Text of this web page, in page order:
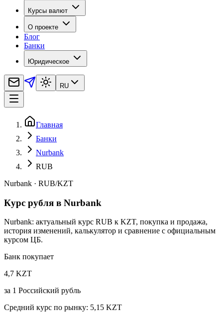
Курсы валют
О проекте
Блог
Банки
Юридическое
RU
Главная
Банки
Nurbank
RUB
Nurbank · RUB/KZT
Курс рубля в Nurbank
Nurbank: актуальный курс RUB к KZT, покупка и продажа,
история изменений, калькулятор и сравнение с официальным
курсом ЦБ.
Банк покупает
4,7 KZT
за 1 Российский рубль
Средний курс по рынку: 5,15 KZT